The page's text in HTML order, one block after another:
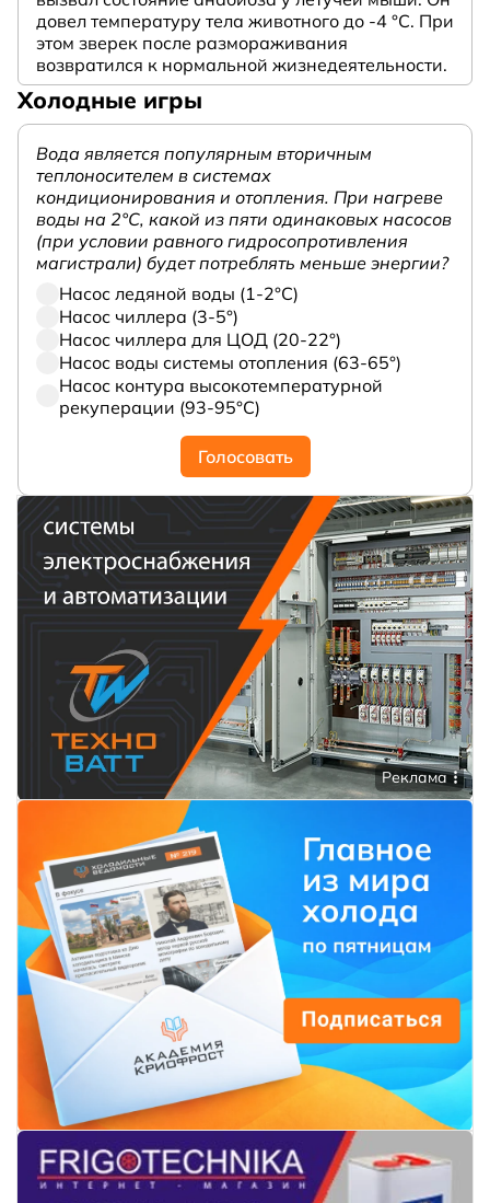
довел температуру тела животного до -4 °C. При
этом зверек после размораживания
возвратился к нормальной жизнедеятельности.
Холодные игры
Вода является популярным вторичным
теплоносителем в системах
кондиционирования и отопления. При нагреве
воды на 2°С, какой из пяти одинаковых насосов
(при условии равного гидросопротивления
магистрали) будет потреблять меньше энергии?
Насос ледяной воды (1-2°С)
Насос чиллера (3-5°)
Насос чиллера для ЦОД (20-22°)
Насос воды системы отопления (63-65°)
Насос контура высокотемпературной
рекуперации (93-95°С)
Голосовать
Реклама